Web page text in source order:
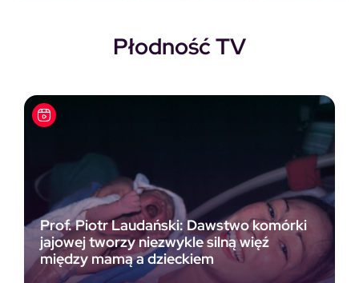
Płodność TV
Prof. Piotr Laudański: Dawstwo komórki
jajowej tworzy niezwykle silną więź
między mamą a dzieckiem